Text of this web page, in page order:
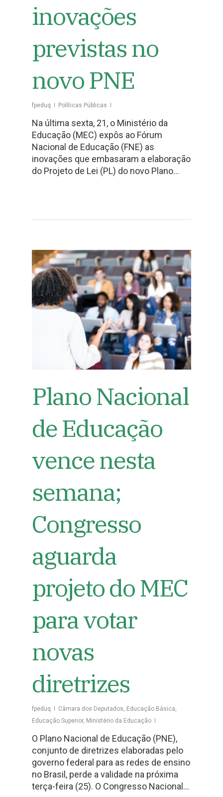
inovações
previstas no
novo PNE
fpeduq Políticas Públicas
Na última sexta, 21, o Ministério da
Educação (MEC) expôs ao Fórum
Nacional de Educação (FNE) as
inovações que embasaram a elaboração
do Projeto de Lei (PL) do novo Plano…
Plano Nacional
de Educação
vence nesta
semana;
Congresso
aguarda
projeto do MEC
para votar
novas
diretrizes
fpeduq Câmara dos Deputados, Educação Básica,
Educação Superior, Ministério da Educação
O Plano Nacional de Educação (PNE),
conjunto de diretrizes elaboradas pelo
governo federal para as redes de ensino
no Brasil, perde a validade na próxima
terça-feira (25). O Congresso Nacional…